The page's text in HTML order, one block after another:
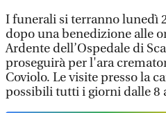
I funerali si terranno lunedì
dopo una benedizione alle
Ardente dell’Ospedale di
proseguirà per l'ara
Coviolo. Le visite presso la
possibili tutti i giorni dalle 8